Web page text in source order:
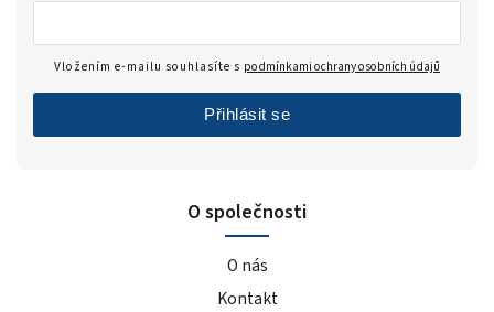
O společnosti
O nás
Kontakt
Vložením e-mailu souhlasíte s podmínkami ochrany osobních údajů
Přihlásit se